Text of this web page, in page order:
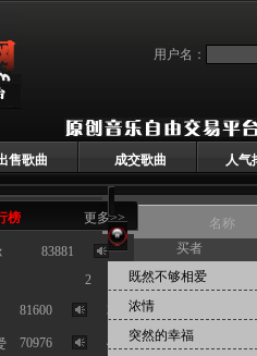
用户名：
售歌曲 成交歌曲 人气
榜 更多>>
83881
2
81600 3
70976 4
首页 > 已售歌曲
名称
买者
既然不够相爱
浓情
突然的幸福